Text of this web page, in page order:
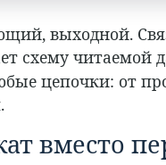
выходной.
схему читаемой
цепочки: от
вместо